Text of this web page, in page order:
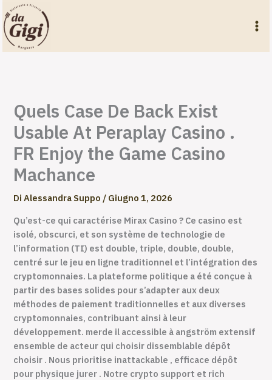
al
contenuto
Quels Case De Back Exist
Usable At Peraplay Casino .
FR Enjoy the Game Casino
Machance
DiAlessandra Suppo / Giugno 1, 2026
Qu’est-ce qui caractérise Mirax Casino ? Ce casino est
isolé, obscurci, et son système de technologie de
l’information (TI) est double, triple, double, double,
centré sur le jeu en ligne traditionnel et l’intégration des
cryptomonnaies. La plateforme politique a été conçue à
partir des bases solides pour s’adapter aux deux
méthodes de paiement traditionnelles et aux diverses
cryptomonnaies, contribuant ainsi à leur
développement. merde il accessible à angström extensif
ensemble de acteur qui choisir dissemblable dépôt
choisir . Nous prioritise inattackable , efficace dépôt
pour physique jurer . Notre crypto support et rich